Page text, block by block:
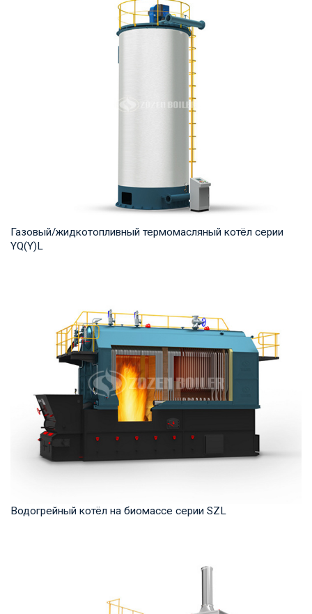
продукта: 4-35 т/ч Температура на выходе: ...
Газовый/жидкотопливный термомасляный котёл серии
YQ(Y)L
Водогрейный котёл на биомассе серии SZL
мощность продукта: 2,8-29 МВт Температура...